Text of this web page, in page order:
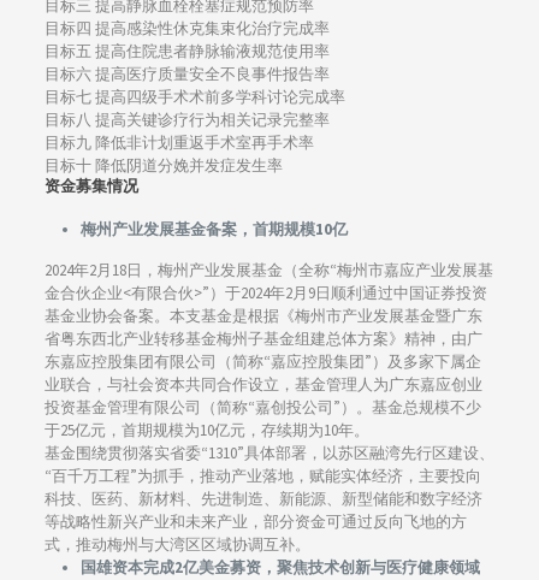
目标三 提高静脉血栓栓塞症规范预防率
目标四 提高感染性休克集束化治疗完成率
目标五 提高住院患者静脉输液规范使用率
目标六 提高医疗质量安全不良事件报告率
目标七 提高四级手术术前多学科讨论完成率
目标八 提高关键诊疗行为相关记录完整率
目标九 降低非计划重返手术室再手术率
目标十 降低阴道分娩并发症发生率
资金募集情况
梅州产业发展基金备案，首期规模10亿
2024年2月18日，梅州产业发展基金（全称“梅州市嘉应产业发展基
金合伙企业<有限合伙>”）于2024年2月9日顺利通过中国证券投资
基金业协会备案。本支基金是根据《梅州市产业发展基金暨广东
省粤东西北产业转移基金梅州子基金组建总体方案》精神，由广
东嘉应控股集团有限公司（简称“嘉应控股集团”）及多家下属企
业联合，与社会资本共同合作设立，基金管理人为广东嘉应创业
投资基金管理有限公司（简称“嘉创投公司”）。基金总规模不少
于25亿元，首期规模为10亿元，存续期为10年。
基金围绕贯彻落实省委“1310”具体部署，以苏区融湾先行区建设、
“百千万工程”为抓手，推动产业落地，赋能实体经济，主要投向
科技、医药、新材料、先进制造、新能源、新型储能和数字经济
等战略性新兴产业和未来产业，部分资金可通过反向飞地的方
式，推动梅州与大湾区区域协调互补。
国雄资本完成2亿美金募资，聚焦技术创新与医疗健康领域